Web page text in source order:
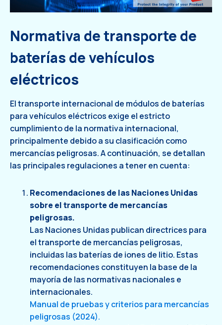
Normativa de transporte de
baterías de vehículos
eléctricos
El transporte internacional de módulos de baterías
para vehículos eléctricos exige el estricto
cumplimiento de la normativa internacional,
principalmente debido a su clasificación como
mercancías peligrosas. A continuación, se detallan
las principales regulaciones a tener en cuenta:
Recomendaciones de las Naciones Unidas
sobre el transporte de mercancías
peligrosas.
Las Naciones Unidas publican directrices para
el transporte de mercancías peligrosas,
incluidas las baterías de iones de litio. Estas
recomendaciones constituyen la base de la
mayoría de las normativas nacionales e
internacionales.
Manual de pruebas y criterios para mercancías
peligrosas (2024).